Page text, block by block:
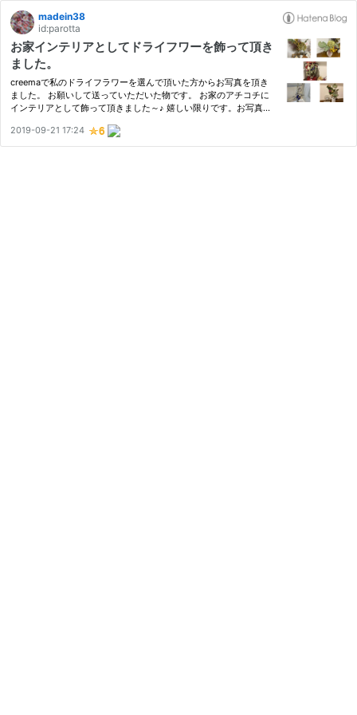
madein38
id:parotta
お家インテリアとしてドライフワーを飾って頂き
ました。
creemaで私のドライフラワーを選んで頂いた方からお写真を頂き
ました。 お願いして送っていただいた物です。 お家のアチコチに
インテリアとして飾って頂きました～♪ 嬉しい限りです。お写真ど
2019-09-21 17:24